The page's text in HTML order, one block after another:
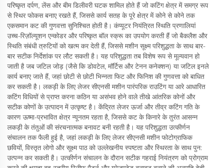
परिष्कृत दर्पण, लेंस और बीम डिलीवरी घटक शामिल होते हैं जो कटिंग क्षेत्र में समग्र रूप
से स्थिर फोकस बनाए रखते हैं, जिससे कार्य सतह के पूरे क्षेत्र में कोने से कोने तक
एकसमान कट की गुणवत्ता सुनिश्चित होती है। कंप्यूटर नियंत्रित स्थिति प्रणालियां
उच्च-रिज़ॉल्यूशन एन्कोडर और परिष्कृत बॉल स्क्रू का उपयोग करती हैं जो बैकलैश और
स्थिति संबंधी त्रुटियों को खत्म कर देती हैं, जिससे मशीन सूक्ष्म परिशुद्धता के साथ बार-
बार सटीक निर्देशांक पर लौट सकती है। यह परिशुद्धता तब विशेष रूप से मूल्यवान हो
जाती है जब जटिल जोड़ (जैसे कि डोवटेल, मॉर्टिस और टेनन कनेक्शन) या जटिल इनले
कार्य बनाए जाते हैं, जहां छोटी से छोटी भिन्नता फिट और फिनिश की गुणवत्ता को बाधित
कर सकती है। लकड़ी के लिए लेजर सीएनसी मशीन पारंपरिक राउटिंग या आरे आधारित
कटिंग विधियों से प्राप्त करना कठिन या असंभव होने वाले तीखे आंतरिक कोनों और
सटीक कोणों के उत्पादन में उत्कृष्ट है। केंद्रित लेजर ऊर्जा और तीव्र कटिंग गति के
कारण ऊष्मा-प्रभावित क्षेत्र न्यूनतम रहता है, जिससे कट के किनारे के तुरंत आसन्न
लकड़ी के तंतुओं की संरचनात्मक बनावट बनी रहती है। यह परिशुद्धता उत्कीर्णन
संचालन तक फैली हुई है, जहां लकड़ी के लिए लेजर सीएनसी मशीन फोटोग्राफिक
छवियों, विस्तृत लोगो और सूक्ष्म पाठ को उल्लेखनीय स्पष्टता और स्थिरता के साथ पुन:
उत्पन्न कर सकती है। उत्कीर्णन संचालन के दौरान सटीक गहराई नियंत्रण को प्रोग्राम